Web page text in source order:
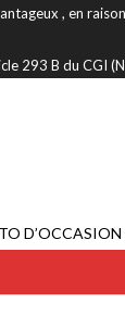
, en
293 B du CGI
D’OCCASION